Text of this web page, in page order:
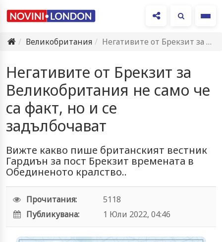
Великобритания
Негативите от Брекзит за Великобритания не само че са факт,…
Негативите от Брекзит за
Великобритания не само че
са факт, но и се
задълбочават
Вижте какво пише британският вестник
Гардиън за пост Брекзит времената в
Обединеното кралство..
Прочитания:
5118
Публикувана:
1 Юли 2022, 04:46